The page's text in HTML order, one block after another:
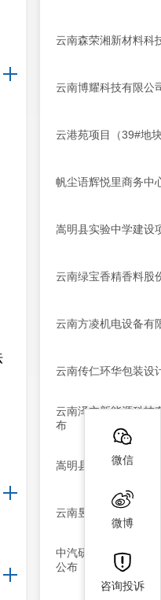
云南森荣湘新材料科
云南博耀科技有限公
云港苑项目（39#地
帆尘语辉悦里商务中
嵩明县实验中学建设
云南绿宝香精香料股
云南方凌机电设备有
云南传仁环华包装设
云南泽立新能源科技
布
嵩明县自然资源局行
云南昱力科技园项目
中汽研汽车检验中心
公布
微信
微博
咨询投诉